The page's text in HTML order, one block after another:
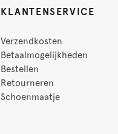
KLANTENSERVICE
Verzendkosten
Betaalmogelijkheden
Bestellen
Retourneren
Schoenmaatje